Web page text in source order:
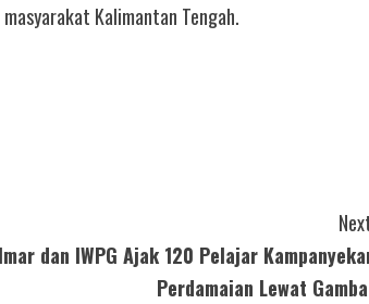
Kalimantan Tengah.
dan IWPG Ajak 120 Pelajar
Perdamaian Lewat